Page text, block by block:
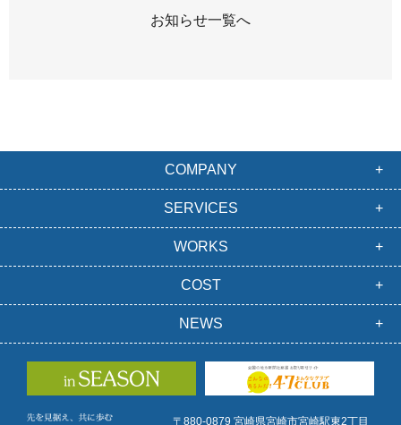
お知らせ一覧へ
COMPANY
SERVICES
WORKS
COST
NEWS
〒880-0879 宮崎県宮崎市宮崎駅東2丁目